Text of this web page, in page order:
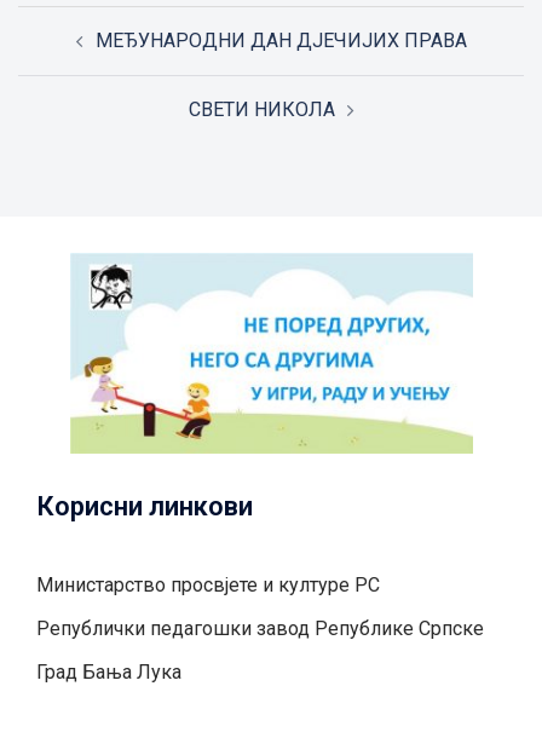
navigationМЕЂУНАРОДНИ ДАН ДЈЕЧИЈИХ ПРАВА
СВЕТИ НИКОЛА
Корисни линкови
Министарство просвјете и културе РС
Републички педагошки завод Републике Српске
Град Бањa Лукa